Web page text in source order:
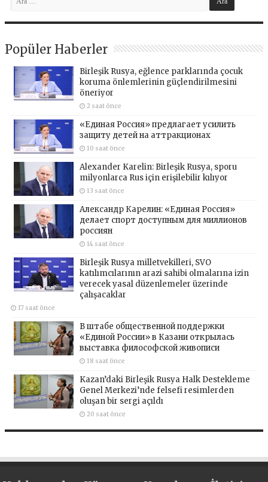
Popüler Haberler
Birleşik Rusya, eğlence parklarında çocuk
koruma önlemlerinin güçlendirilmesini
öneriyor
2 saat önce
«Единая Россия» предлагает усилить
защиту детей на аттракционах
10 saat önce
Alexander Karelin: Birleşik Rusya, sporu
milyonlarca Rus için erişilebilir kılıyor
13 saat önce
Александр Карелин: «Единая Россия»
делает спорт доступным для миллионов
россиян
14 saat önce
Birleşik Rusya milletvekilleri, SVO
katılımcılarının arazi sahibi olmalarına izin
verecek yasal düzenlemeler üzerinde
çalışacaklar
17 saat önce
В штабе общественной поддержки
«Единой России» в Казани открылась
выставка философской живописи
18 saat önce
Kazan’daki Birleşik Rusya Halk Destekleme
Genel Merkezi’nde felsefi resimlerden
oluşan bir sergi açıldı
20 saat önce